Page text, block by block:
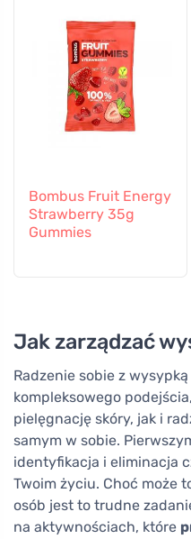
Bombus Fruit Energy
Strawberry 35g
Gummies
Jak zarządzać
Radzenie sobie z
kompleksowego
pielęgnację skóry, jak i
samym w sobie.
identyfikacja i eliminacja
Twoim życiu. Choć może
osób jest to trudne
na aktywnościach, które